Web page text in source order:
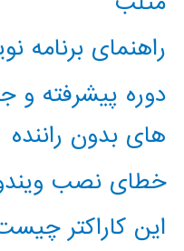
راهنمای برنامه
دوره پیشرفته و
های بدون راننده
خطای نصب
این کاراکتر چیست؟